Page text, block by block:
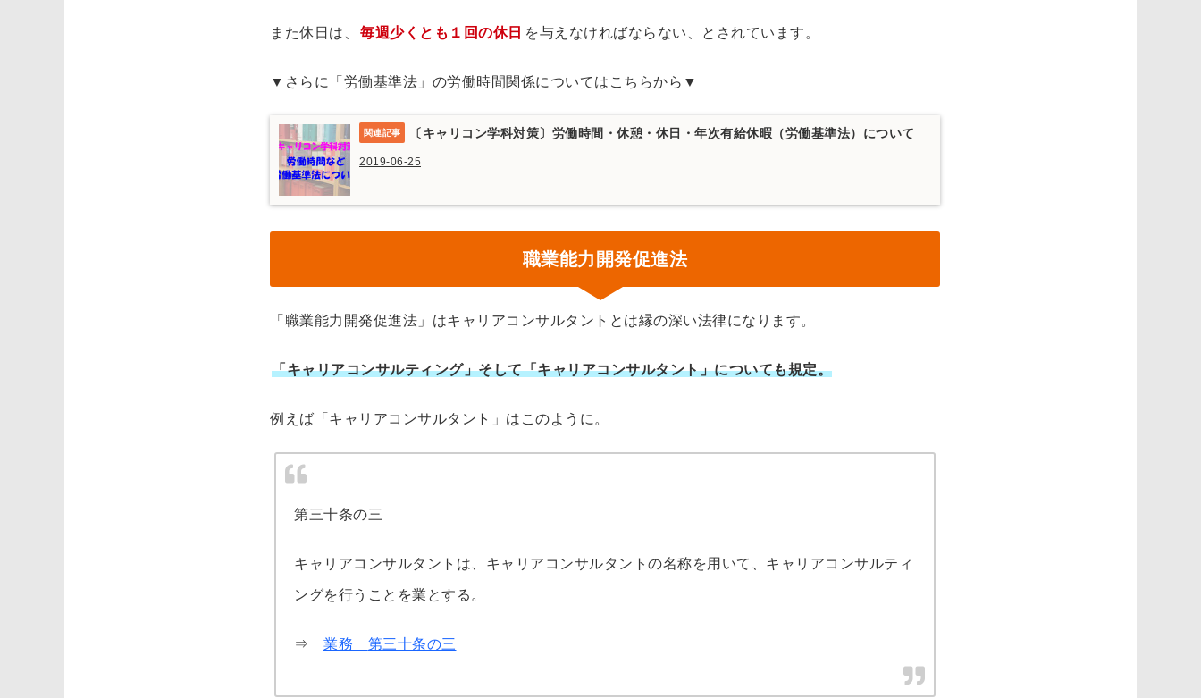
また休日は、 毎週少くとも１回の休日 を与えなければならない、とされています。
▼さらに「労働基準法」の労働時間関係についてはこちらから▼
〔キャリコン学科対策〕労働時間・休憩・休日・年次有給休暇（労働基準法）について
2019-06-25
職業能力開発促進法
「職業能力開発促進法」はキャリアコンサルタントとは縁の深い法律になります。
「キャリアコンサルティング」そして「キャリアコンサルタント」についても規定。
例えば「キャリアコンサルタント」はこのように。
第三十条の三
キャリアコンサルタントは、キャリアコンサルタントの名称を用いて、キャリアコンサルティ
ングを行うことを業とする。
⇒ 業務 第三十条の三